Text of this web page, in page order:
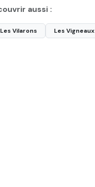
aussi :
Les Vilarons Les Vigneaux